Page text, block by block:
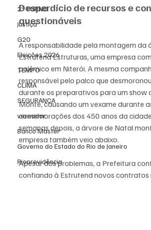
2º TURNO
Justiça
G20
Eleições 2026
TEMPO
CLIMA
SEGURANÇA
vereador
Banco Master
Governo do Estado do Rio de Janeiro
Rioprevidência
Desperdício de recursos e
questionáveis
A responsabilidade pela montagem da
Estrutend Estruturas, uma empresa
polêmico em Niterói. A mesma
responsável pelo palco que
durante os preparativos para um show
Monte, causando um vexame durante
comemorações dos 450 anos da
semanas depois, a árvore de Natal
empresa também veio abaixo.
Apesar dos problemas, a Prefeitura
confiando à Estrutend novos contratos